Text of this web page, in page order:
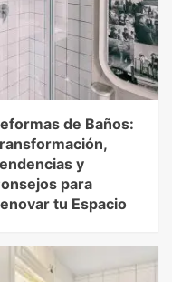
de Baños:
y
para
tu Espacio